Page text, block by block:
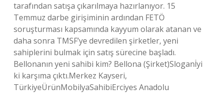
tarafından satışa çıkarılmaya hazırlanıyor. 15
Temmuz darbe girişiminin ardından FETÖ
soruşturması kapsamında kayyum olarak atanan ve
daha sonra TMSF’ye devredilen şirketler, yeni
sahiplerini bulmak için satış sürecine başladı.
Bellonanın yeni sahibi kim? Bellona (Şirket)Sloganİyi
ki karşıma çıktı.Merkez Kayseri,
TürkiyeÜrünMobilyaSahibiErciyes Anadolu